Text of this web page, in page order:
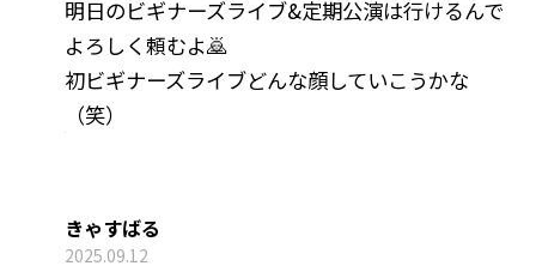
明日のビギナーズライブ&定期公演は行けるんで
よろしく頼むよ🙇
初ビギナーズライブどんな顔していこうかな
（笑）
きゃすばる
2025.09.12